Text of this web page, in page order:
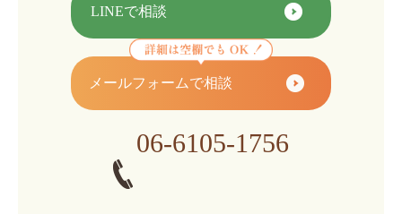
LINEで相談
メールフォームで相談
06-6105-1756